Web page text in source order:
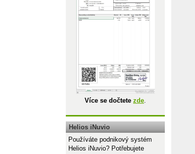
Více se dočtete zde.
Helios iNuvio
Používáte podnikový systém
Helios iNuvio? Potřebujete